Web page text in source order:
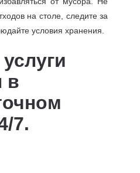
на столе, следите за
условия хранения.
в
7.